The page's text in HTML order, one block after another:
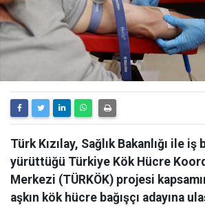
Türk Kızılay, Sağlık Bakanlığı ile
yürüttüğü Türkiye Kök Hücre
Merkezi (TÜRKÖK) projesi
aşkın kök hücre bağışçı adayına